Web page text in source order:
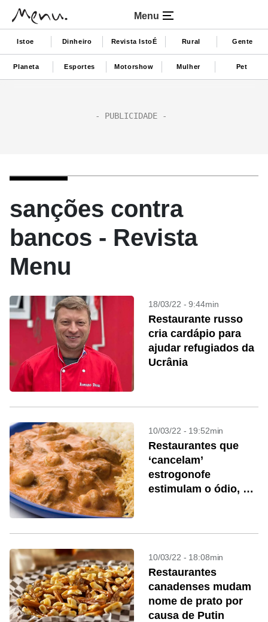
Menu
Istoe Dinheiro Revista IstoÉ Rural Gente
Planeta Esportes Motorshow Mulher Pet
sanções contra
bancos - Revista
Menu
18/03/22 - 9:44min
Restaurante russo
cria cardápio para
ajudar refugiados da
Ucrânia
10/03/22 - 19:52min
Restaurantes que
‘cancelam’
estrogonofe
estimulam o ódio, diz
10/03/22 - 18:08min
Restaurantes
canadenses mudam
nome de prato por
causa de Putin